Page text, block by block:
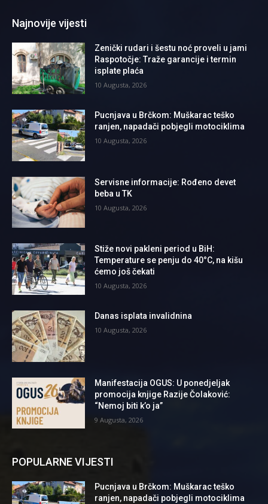
Najnovije vijesti
Zenički rudari i šestu noć proveli u jami
Raspotočje: Traže garancije i termin
isplate plaća
10 Augusta, 2026
Pucnjava u Brčkom: Muškarac teško
ranjen, napadači pobjegli motociklima
10 Augusta, 2026
Servisne informacije: Rođeno devet
beba u TK
10 Augusta, 2026
Stiže novi pakleni period u BiH:
Temperature se penju do 40°C, na kišu
ćemo još čekati
10 Augusta, 2026
Danas isplata invalidnina
10 Augusta, 2026
Manifestacija OGUS: U ponedjeljak
promocija knjige Razije Čolaković:
“Nemoj biti k’o ja”
9 Augusta, 2026
POPULARNE VIJESTI
Pucnjava u Brčkom: Muškarac teško
ranjen, napadači pobjegli motociklima